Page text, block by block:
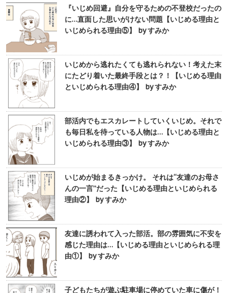
『いじめ回避』自分を守るための不登校だったの
に…直面した思いがけない問題【いじめる理由と
いじめられる理由⑤】 by すみか
いじめから逃れたくても逃れられない！考えた末
にたどり着いた最終手段とは？！【いじめる理由
といじめられる理由④】 by すみか
部活内でもエスカレートしていくいじめ。それで
も毎日私を待っている人物は…【いじめる理由と
いじめられる理由③】 by すみか
いじめが始まるきっかけ。 それは“友達のお母さ
んの一言”だった【いじめる理由といじめられる
理由②】 by すみか
友達に誘われて入った部活。部の雰囲気に不安を
感じた理由は…【いじめる理由といじめられる理
由①】 by すみか
子どもたちが遊ぶ駐車場に停めていた車に傷が！